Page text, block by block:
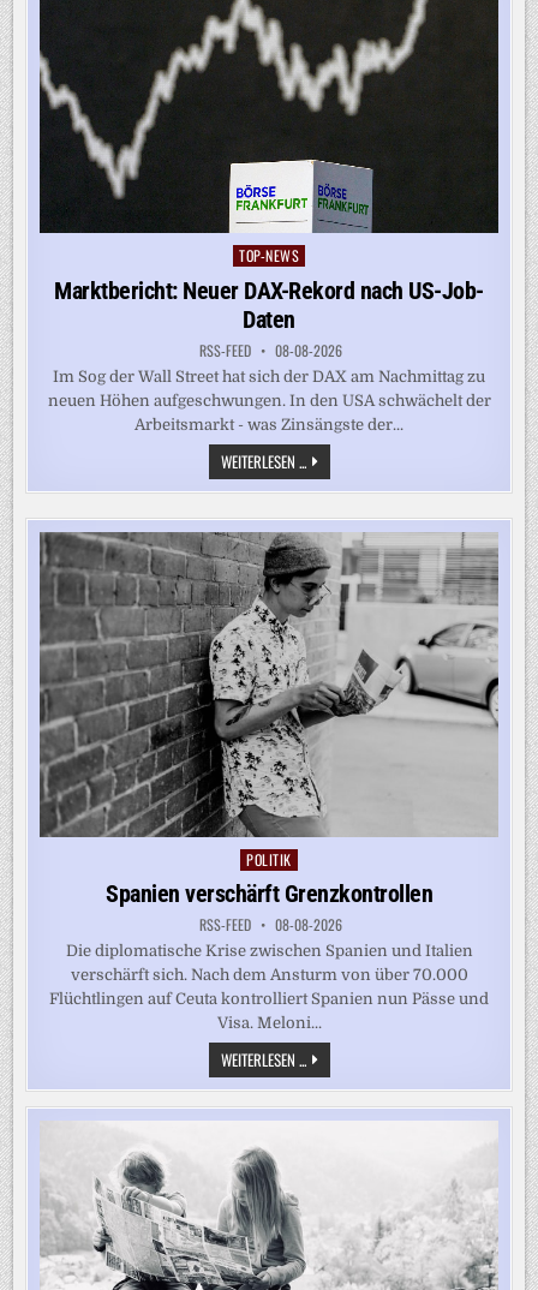
Posted
in
TOP-NEWS
Marktbericht: Neuer DAX-Rekord nach US-Job-
Daten
RSS-FEED 08-08-2026
Im Sog der Wall Street hat sich der DAX am Nachmittag zu
neuen Höhen aufgeschwungen. In den USA schwächelt der
Arbeitsmarkt - was Zinsängste der...
WEITERLESEN ... MARKTBERICHT:
NEUER
DAX-
NACH
US-
JOB-
DATEN
Posted
in
POLITIK
Spanien verschärft Grenzkontrollen
RSS-FEED 08-08-2026
Die diplomatische Krise zwischen Spanien und Italien
verschärft sich. Nach dem Ansturm von über 70.000
Flüchtlingen auf Ceuta kontrolliert Spanien nun Pässe und
Visa. Meloni...
WEITERLESEN ...SPANIEN
VERSCHÄRFT
GRENZKONTROLLEN